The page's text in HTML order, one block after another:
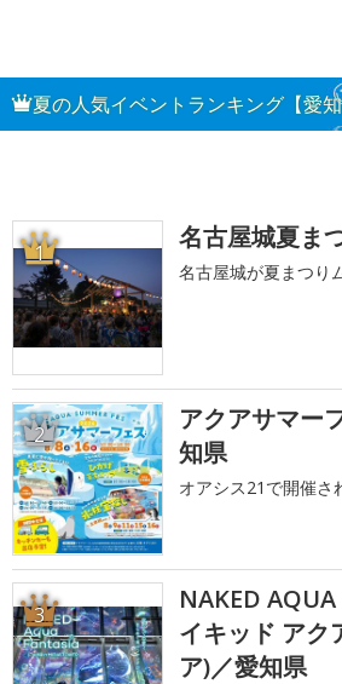
夏の人気イベントランキング【愛知
1 名古屋城夏ま
名古屋城が夏まつり
2
アクアサマー
知県
オアシス21で開催さ
3
NAKED
イキッド アク
ア)／愛知県